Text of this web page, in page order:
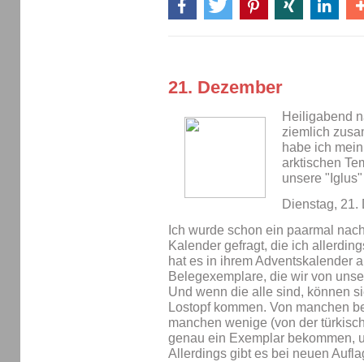
21. Dezember
Heiligabend
ziemlich
habe ich
arktischen
unsere
Dienstag, 21.
Ich wurde schon ein paarmal
Kalender gefragt, die ich
hat es in ihrem Adventskalender
Belegexemplare, die wir von
Und wenn die alle sind, können
Lostopf kommen. Von manchen
manchen wenige (von der
genau ein Exemplar bekommen,
Allerdings gibt es bei neuen